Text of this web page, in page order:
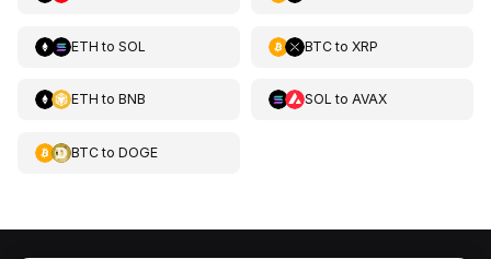
ETH to SOL BTCto XRP
ETH to BNB SOL to AVAX
BTCto DOGE